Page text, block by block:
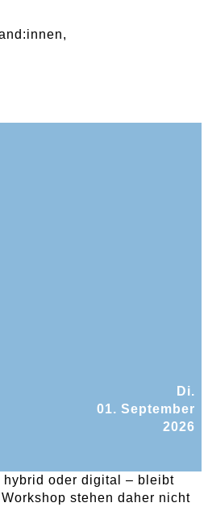
Di.
01. September
2026
hybrid oder digital – bleibt
stehen daher nicht